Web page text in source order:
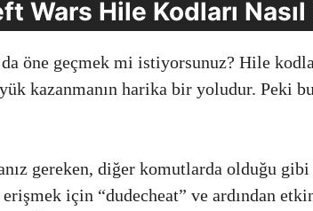
Wars Hile Kodları Nasıl
öne geçmek mi istiyorsunuz? Hile
kazanmanın harika bir yoludur. Peki
gereken, diğer komutlarda olduğu
erişmek için “dudecheat” ve ardından